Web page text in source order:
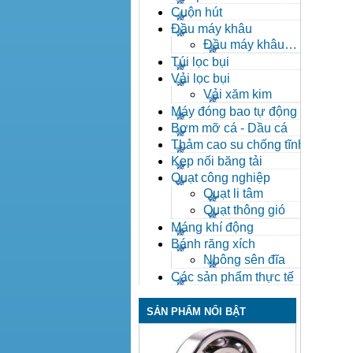
Cuộn hút
Đầu máy khâu
Đầu máy khâu
Bafang
Túi lọc bụi
Vải lọc bụi
Vải xăm kim
Máy đóng bao tự động
Bơm mỡ cá - Dầu cá
Thảm cao su chống tĩnh
điện
Kẹp nối băng tải
Quạt công nghiệp
Quạt li tâm
Quạt thông gió
Máng khí động
Bánh răng xích
Nhông sên đĩa
Các sản phẩm thực tế
SẢN PHẨM NỔI BẬT